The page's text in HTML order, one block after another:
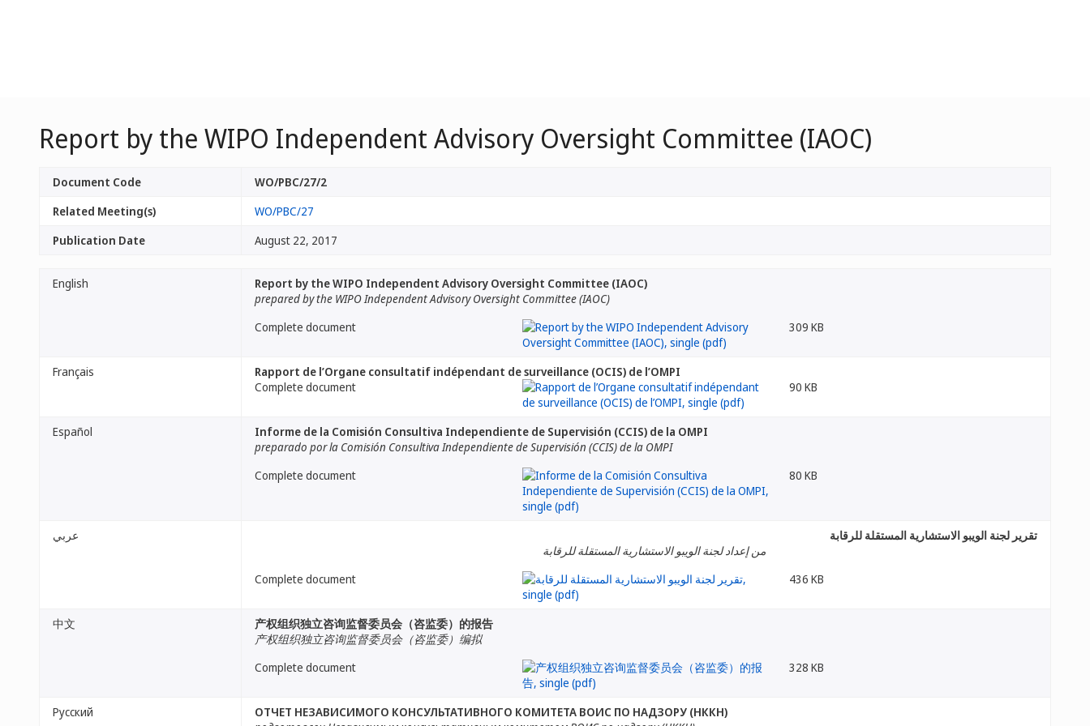
Report by the WIPO Independent Advisory Oversight Committee (IAOC)
Document Code
WO/PBC/27/2
Related Meeting(s)
WO/PBC/27
Publication Date
August 22, 2017
English
Report by the WIPO Independent Advisory Oversight Committee (IAOC)
prepared by the WIPO Independent Advisory Oversight Committee (IAOC)
Complete document
309 KB
Français
Rapport de l’Organe consultatif indépendant de surveillance (OCIS) de l’OMPI
Complete document
90 KB
Español
Informe de la Comisión Consultiva Independiente de Supervisión (CCIS) de la OMPI
preparado por la Comisión Consultiva Independiente de Supervisión (CCIS) de la OMPI
Complete document
80 KB
عربي
تقرير لجنة الويبو الاستشارية المستقلة للرقابة
من إعداد لجنة الويبو الاستشارية المستقلة للرقابة
Complete document
436 KB
中文
产权组织独立咨询监督委员会（咨监委）的报告
产权组织独立咨询监督委员会（咨监委）编拟
Complete document
328 KB
Русский
ОТЧЕТ НЕЗАВИСИМОГО КОНСУЛЬТАТИВНОГО КОМИТЕТА ВОИС ПО НАДЗОРУ (НККН)